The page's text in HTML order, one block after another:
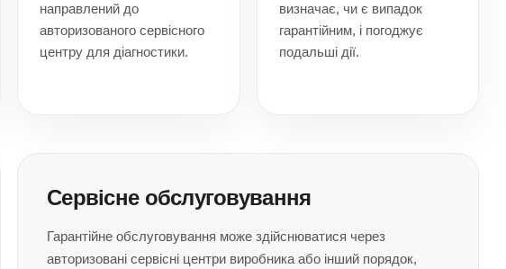
направлений до
авторизованого сервісного
центру для діагностики.
визначає, чи є випадок
гарантійним, і погоджує
подальші дії.
Сервісне обслуговування
Гарантійне обслуговування може здійснюватися через
авторизовані сервісні центри виробника або інший порядок,